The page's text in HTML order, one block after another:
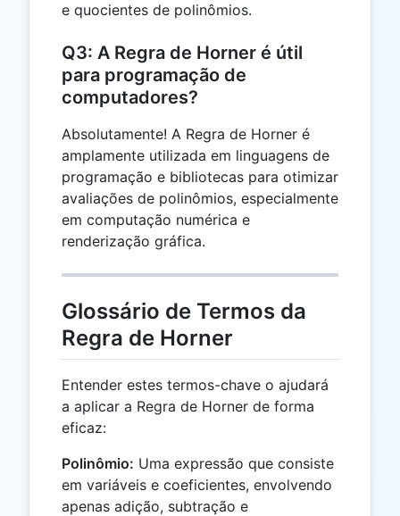
e quocientes de polinômios.
Q3: A Regra de Horner é útil
para programação de
computadores?
Absolutamente! A Regra de Horner é
amplamente utilizada em linguagens de
programação e bibliotecas para otimizar
avaliações de polinômios, especialmente
em computação numérica e
renderização gráfica.
Glossário de Termos da
Regra de Horner
Entender estes termos-chave o ajudará
a aplicar a Regra de Horner de forma
eficaz:
Polinômio: Uma expressão que consiste
em variáveis e coeficientes, envolvendo
apenas adição, subtração e